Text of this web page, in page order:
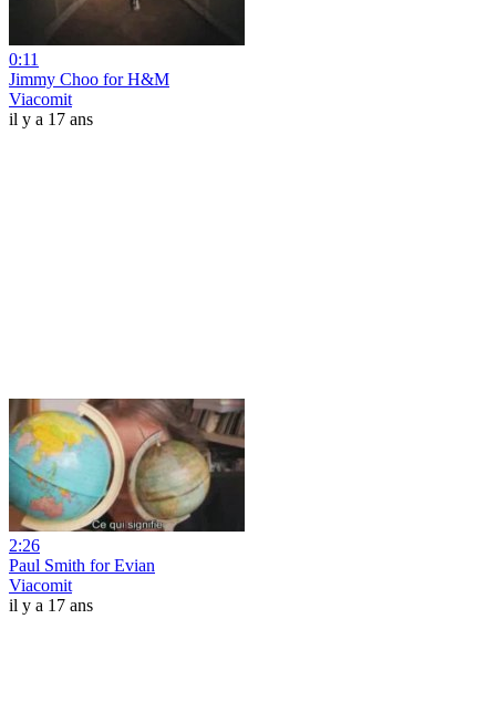
0:11
Jimmy Choo for H&M
Viacomit
il y a 17 ans
2:26
Paul Smith for Evian
Viacomit
il y a 17 ans